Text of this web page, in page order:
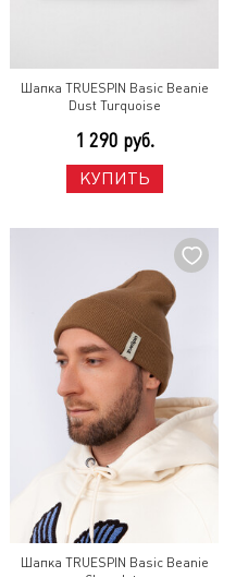
Шапка TRUESPIN Basic Beanie
Dust Turquoise
1 290 руб.
КУПИТЬ
Шапка TRUESPIN Basic Beanie